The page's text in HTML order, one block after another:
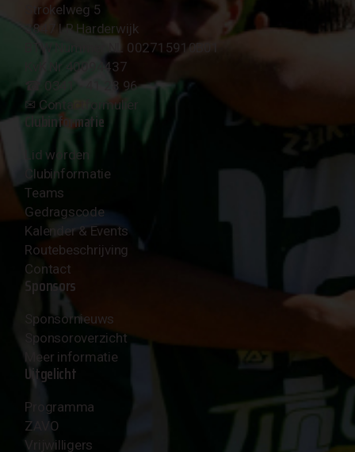
Strokelweg 5
3847 LR Harderwijk
BTW Nummer NL 002715910B01
KvK Nr 40094437
☎︎ 0341 - 41 28 96
✉︎ Contactformulier
Clubinformatie
Lid worden
Clubinformatie
Teams
Gedragscode
Kalender & Events
Routebeschrijving
Contact
Sponsors
Sponsornieuws
Sponsoroverzicht
Meer informatie
Uitgelicht
Programma
ZAVO
Vrijwilligers